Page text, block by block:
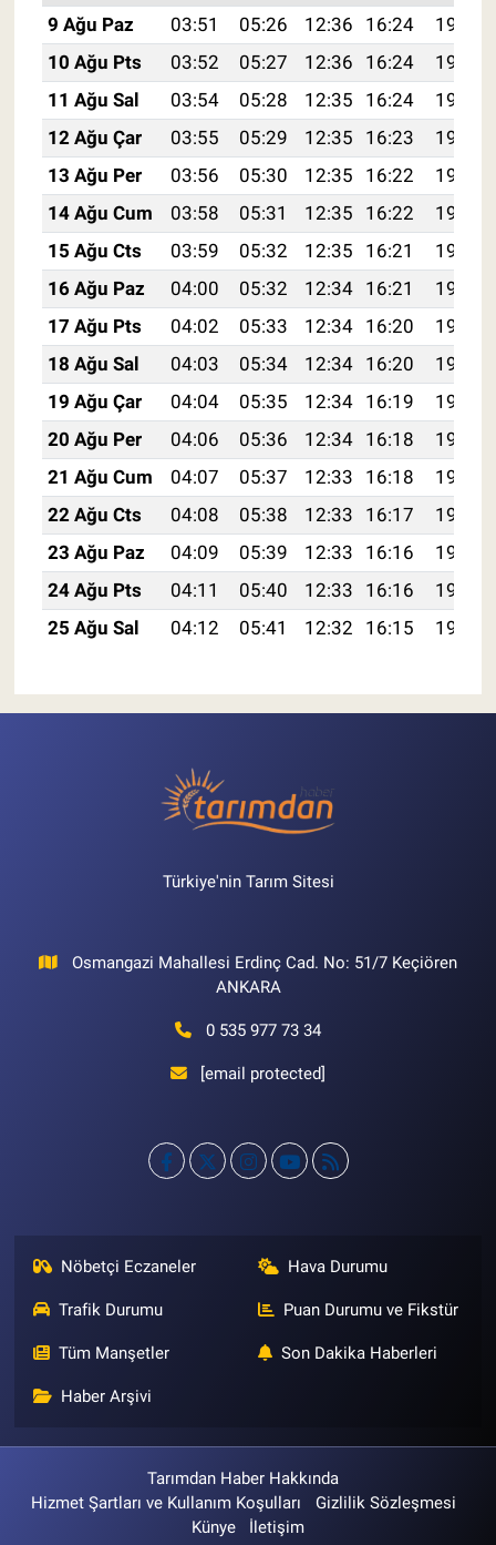
9 Ağu Paz
03:51 05:26 12:36 16:24
19:35
10 Ağu Pts
03:52 05:27 12:36 16:24
19:34
11 Ağu Sal
03:54 05:28 12:35 16:24
19:33
12 Ağu Çar
03:55 05:29 12:35 16:23
19:32
13 Ağu Per
03:56 05:30 12:35 16:22
19:30
14 Ağu Cum
03:58 05:31 12:35 16:22
19:29
15 Ağu Cts
03:59 05:32 12:35 16:21
19:28
16 Ağu Paz
04:00 05:32 12:34 16:21
19:27
17 Ağu Pts
04:02 05:33 12:34 16:20
19:25
18 Ağu Sal
04:03 05:34 12:34 16:20
19:24
19 Ağu Çar
04:04 05:35 12:34 16:19
19:23
20 Ağu Per
04:06 05:36 12:34 16:18
19:21
21 Ağu Cum
04:07 05:37 12:33 16:18
19:20
22 Ağu Cts
04:08 05:38 12:33 16:17
19:18
23 Ağu Paz
04:09 05:39 12:33 16:16
19:17
24 Ağu Pts
04:11 05:40 12:33 16:16
19:16
25 Ağu Sal
04:12 05:41 12:32 16:15 19:14
Türkiye'nin Tarım Sitesi
Osmangazi Mahallesi Erdinç Cad. No: 51/7 Keçiören
ANKARA
0 535 977 73 34
[email protected]
Nöbetçi Eczaneler Hava Durumu
Trafik Durumu Puan Durumu ve Fikstür
Tüm Manşetler Son Dakika Haberleri
Haber Arşivi
Tarımdan Haber Hakkında
Hizmet Şartları ve Kullanım Koşulları
Gizlilik Sözleşmesi
Künye
İletişim